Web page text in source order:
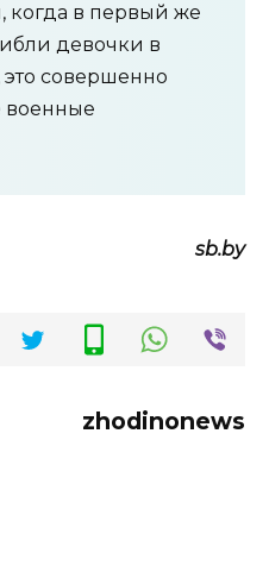
когда в первый же
девочки в
совершенно
военные
sb.by
zhodinonews